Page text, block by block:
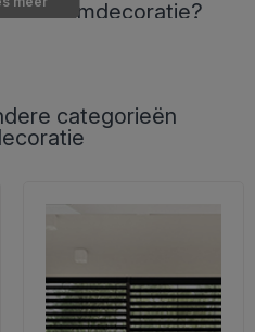
categorieën
raamdecoratie?
effect op zowel de
raamdecoratie kan daarom
wat groene
hand liggende keuze maakt